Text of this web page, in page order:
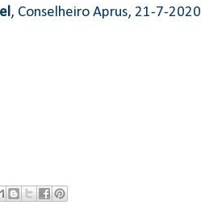
, Conselheiro Aprus, 21-7-2020